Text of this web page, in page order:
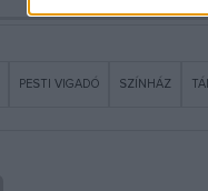
PESTI VIGADÓ SZÍNHÁZ